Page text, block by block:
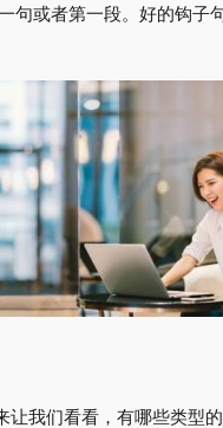
句或者第一段。好的钩子
我们看看，有哪些类型